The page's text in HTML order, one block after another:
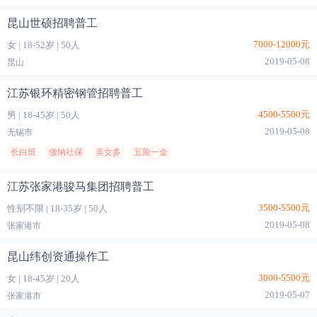
昆山世硕招聘普工
女 | 18-52岁 | 50人 7000-12000元
昆山 2019-05-08
江苏银环精密钢管招聘普工
男 | 18-45岁 | 50人 4500-5500元
无锡市 2019-05-08
长白班 缴纳社保 美女多 五险一金
江苏张家港骏马集团招聘普工
性别不限 | 18-35岁 | 50人 3500-5500元
张家港市 2019-05-08
昆山纬创资通操作工
女 | 18-45岁 | 20人 3000-5500元
张家港市 2019-05-07